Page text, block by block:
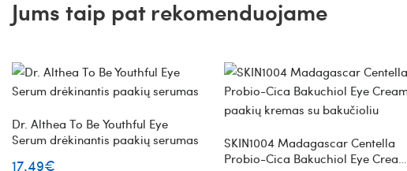
Jums taip pat rekomenduojame
Dr. Althea To Be Youthful Eye
Serum drėkinantis paakių serumas
17.49€
SKIN1004 Madagascar Centella
Probio-Cica Bakuchiol Eye Cream